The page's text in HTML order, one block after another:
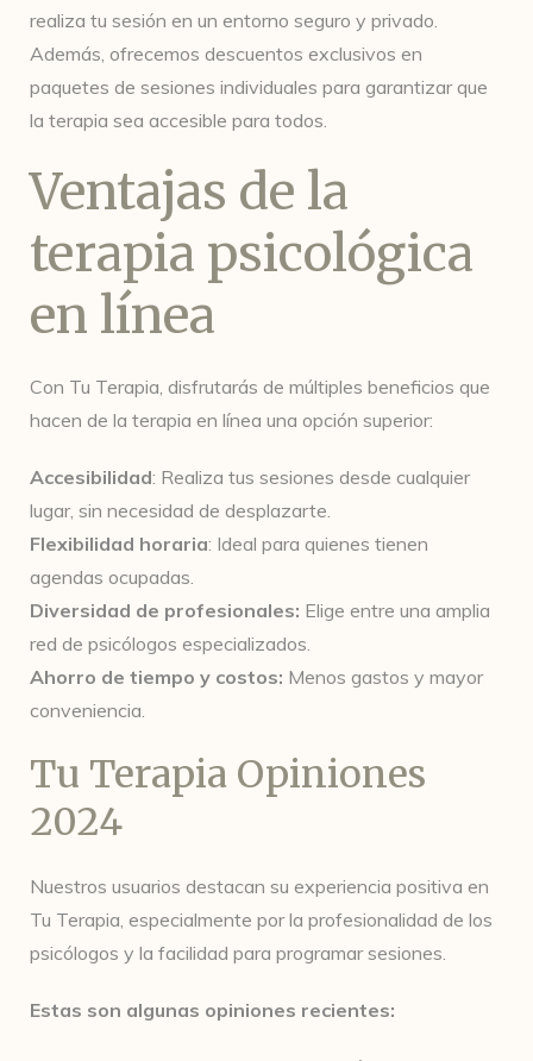
realiza tu sesión en un entorno seguro y privado.
Además, ofrecemos descuentos exclusivos en
paquetes de sesiones individuales para garantizar que
la terapia sea accesible para todos.
Ventajas de la
terapia psicológica
en línea
Con Tu Terapia, disfrutarás de múltiples beneficios que
hacen de la terapia en línea una opción superior:
Accesibilidad: Realiza tus sesiones desde cualquier
lugar, sin necesidad de desplazarte.
Flexibilidad horaria: Ideal para quienes tienen
agendas ocupadas.
Diversidad de profesionales: Elige entre una amplia
red de psicólogos especializados.
Ahorro de tiempo y costos: Menos gastos y mayor
conveniencia.
Tu Terapia Opiniones
2024
Nuestros usuarios destacan su experiencia positiva en
Tu Terapia, especialmente por la profesionalidad de los
psicólogos y la facilidad para programar sesiones.
Estas son algunas opiniones recientes: